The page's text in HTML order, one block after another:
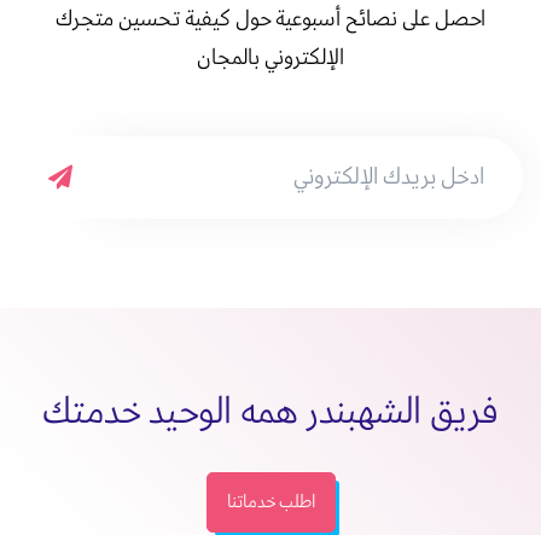
احصل على نصائح أسبوعية حول كيفية تحسين متجرك
الإلكتروني بالمجان
فريق الشهبندر همه الوحيد خدمتك
اطلب خدماتنا